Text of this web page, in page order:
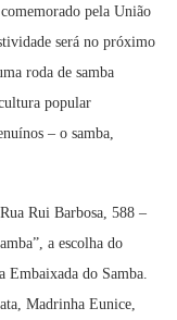
pela União
será no próximo
roda de samba
popular
– o samba,
Rui Barbosa, 588 –
a escolha do
Embaixada do Samba.
Madrinha Eunice,